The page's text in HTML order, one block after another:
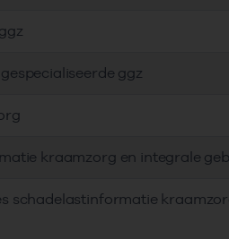
ggz
kraamzorg en integrale
schadelastinformatie